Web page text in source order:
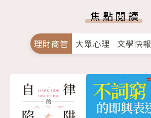
焦點閱讀
理財商管 大眾心理 文學快報